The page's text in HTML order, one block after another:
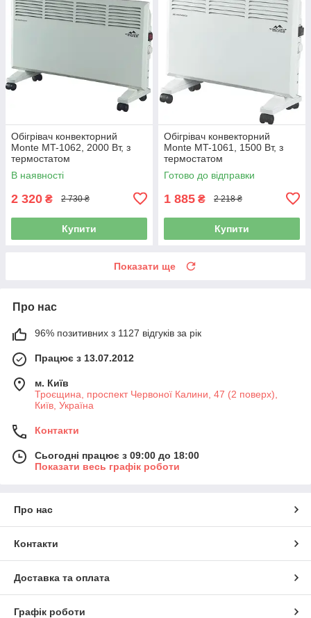
Обігрівач конвекторний
Monte MT-1062, 2000 Вт, з
термостатом
В наявності
2 320 ₴ 2 730 ₴
Купити
Обігрівач конвекторний
Monte MT-1061, 1500 Вт, з
термостатом
Готово до відправки
1 885 ₴ 2 218 ₴
Купити
Показати ще
Про нас
96% позитивних з 1127 відгуків за рік
Працює з 13.07.2012
м. Київ
Троєщина, проспект Червоної Калини, 47 (2 поверх),
Київ, Україна
Контакти
Сьогодні працює з 09:00 до 18:00
Показати весь графік роботи
Про нас
Контакти
Доставка та оплата
Графік роботи